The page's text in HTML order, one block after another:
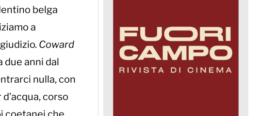
belga
a
Coward
due anni dal
nulla, con
corso